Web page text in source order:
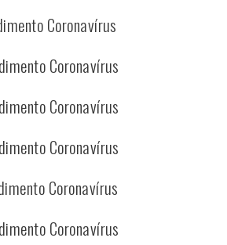
Coronavírus
Coronavírus
Coronavírus
Coronavírus
Coronavírus
Coronavírus